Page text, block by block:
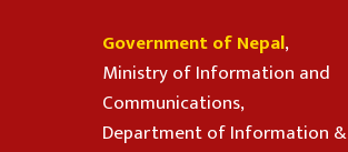
Government of Nepal,
Ministry of Information and
Communications,
Department of Information &